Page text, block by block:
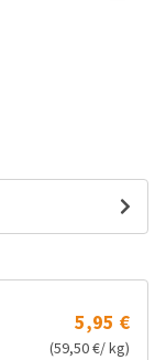
5,95 €
(59,50 €/ kg)